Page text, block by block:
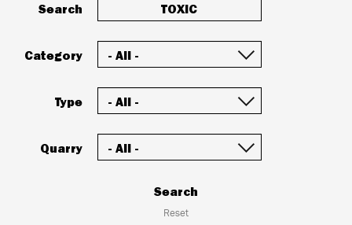
Search
Category
Type
Quarry
Search
Reset